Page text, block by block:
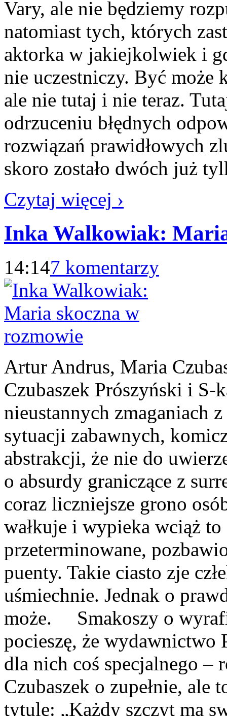
Vary, ale nie będziemy
natomiast tych, których
aktorka w jakiejkolwiek i
nie uczestniczy. Być może
ale nie tutaj i nie teraz.
odrzuceniu błędnych
rozwiązań prawidłowych
skoro zostało dwóch już
Czytaj więcej ›
Inka Walkowiak:
14:147 komentarzy
Artur Andrus, Maria
Czubaszek Prószyński i
nieustannych zmaganiach
sytuacji zabawnych,
abstrakcji, że nie do
o absurdy graniczące z
coraz liczniejsze grono
wałkuje i wypieka wciąż to
przeterminowane,
puenty. Takie ciasto zje
uśmiechnie. Jednak o
może. Smakoszy o
pocieszę, że wydawnictwo
dla nich coś specjalnego
Czubaszek o zupełnie, ale
tytule: „Każdy szczyt ma